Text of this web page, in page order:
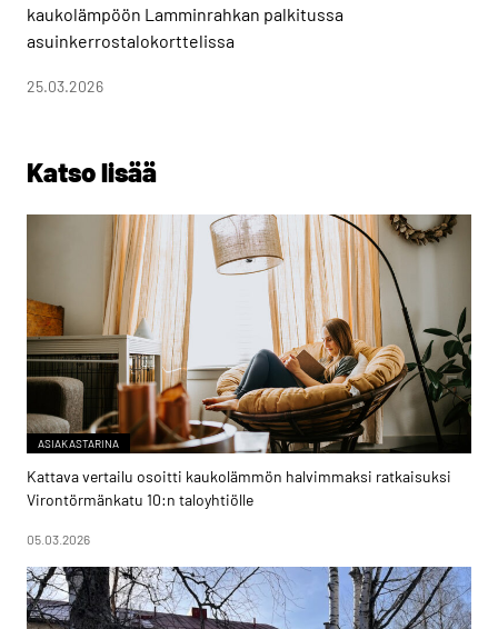
kaukolämpöön Lamminrahkan palkitussa
asuinkerrostalokorttelissa
25.03.2026
Katso lisää
ASIAKASTARINA
Kattava vertailu osoitti kaukolämmön halvimmaksi ratkaisuksi
Virontörmänkatu 10:n taloyhtiölle
05.03.2026